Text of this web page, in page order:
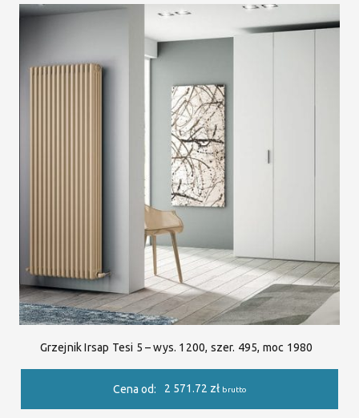
Grzejnik Irsap Tesi 5 – wys. 1200, szer. 495, moc 1980
Cena od: 2 571.72 zł brutto